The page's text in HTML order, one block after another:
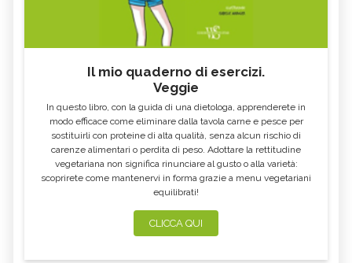
Il mio quaderno di esercizi.
Veggie
In questo libro, con la guida di una dietologa, apprenderete in
modo efficace come eliminare dalla tavola carne e pesce per
sostituirli con proteine di alta qualità, senza alcun rischio di
carenze alimentari o perdita di peso. Adottare la rettitudine
vegetariana non significa rinunciare al gusto o alla varietà:
scoprirete come mantenervi in forma grazie a menu vegetariani
equilibrati!
CLICCA QUI